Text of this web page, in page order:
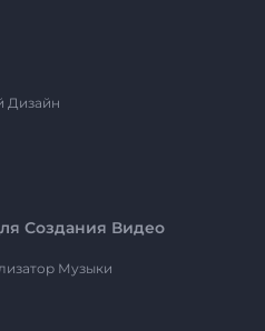
Дизайн
Создания Видео
Музыки